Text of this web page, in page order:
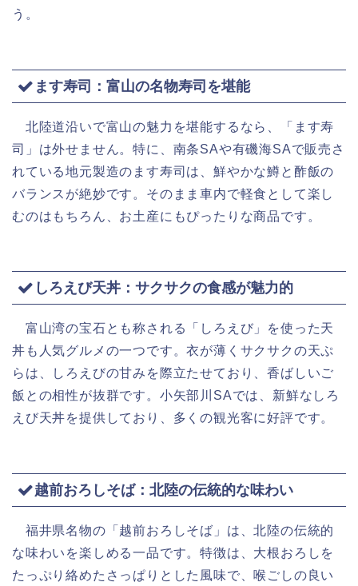
う。
ます寿司：富山の名物寿司を堪能
北陸道沿いで富山の魅力を堪能するなら、「ます寿
司」は外せません。特に、南条SAや有磯海SAで販売さ
れている地元製造のます寿司は、鮮やかな鱒と酢飯の
バランスが絶妙です。そのまま車内で軽食として楽し
むのはもちろん、お土産にもぴったりな商品です。
しろえび天丼：サクサクの食感が魅力的
富山湾の宝石とも称される「しろえび」を使った天
丼も人気グルメの一つです。衣が薄くサクサクの天ぷ
らは、しろえびの甘みを際立たせており、香ばしいご
飯との相性が抜群です。小矢部川SAでは、新鮮なしろ
えび天丼を提供しており、多くの観光客に好評です。
越前おろしそば：北陸の伝統的な味わい
福井県名物の「越前おろしそば」は、北陸の伝統的
な味わいを楽しめる一品です。特徴は、大根おろしを
たっぷり絡めたさっぱりとした風味で、喉ごしの良い